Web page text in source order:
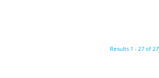
Results 1 - 27 of 27